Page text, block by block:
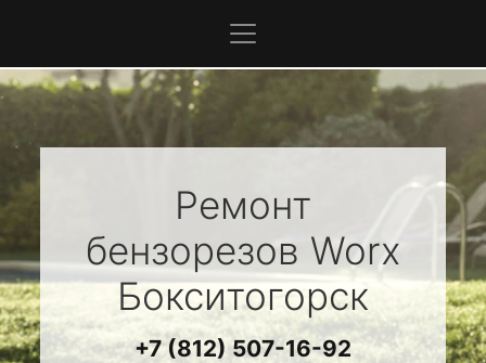
Ремонт
бензорезов Worx
Бокситогорск
+7 (812) 507-16-92